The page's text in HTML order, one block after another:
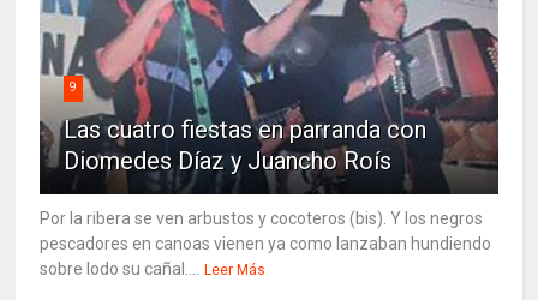
9
Las cuatro fiestas en parranda con
Diomedes Díaz y Juancho Roís
Por la ribera se ven arbustos y cocoteros (bis). Y los negros
pescadores en canoas vienen ya como lanzaban hundiendo
sobre lodo su cañal....
Leer Más